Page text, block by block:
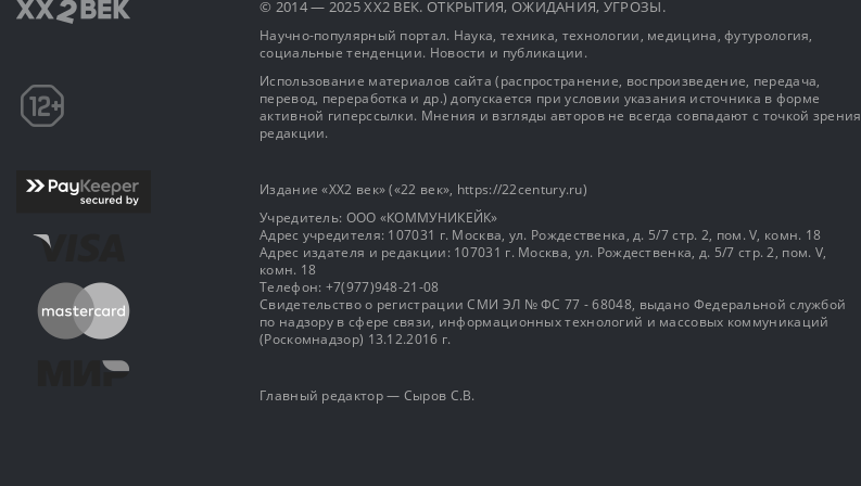
© 2014 — 2025 XX2 ВЕК. ОТКРЫТИЯ, ОЖИДАНИЯ, УГРОЗЫ.
Научно-популярный портал. Наука, техника, технологии, медицина, футурология,
социальные тенденции. Новости и публикации.
Использование материалов сайта (распространение, воспроизведение, передача,
перевод, переработка и др.) допускается при условии указания источника в форме
активной гиперссылки. Мнения и взгляды авторов не всегда совпадают с точкой зрения
редакции.
Издание «XX2 век» («22 век», https://22century.ru)
Учредитель: OOO «КОММУНИКЕЙК»
Адрес учредителя: 107031 г. Москва, ул. Рождественка, д. 5/7 стр. 2, пом. V, комн. 18
Адрес издателя и редакции: 107031 г. Москва, ул. Рождественка, д. 5/7 стр. 2, пом. V,
комн. 18
Телефон: +7(977)948-21-08
Свидетельство о регистрации СМИ ЭЛ № ФС 77 - 68048, выдано Федеральной службой
по надзору в сфере связи, информационных технологий и массовых коммуникаций
(Роскомнадзор) 13.12.2016 г.
Главный редактор — Сыров С.В.